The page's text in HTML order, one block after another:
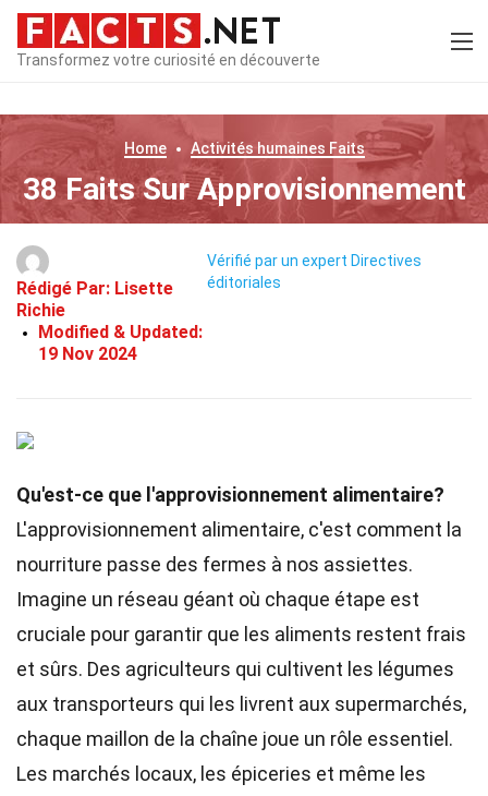
Transformez votre curiosité en découverte
Home Activités humaines Faits
38 Faits Sur Approvisionnement
Rédigé Par: Lisette
Richie
Modified & Updated:
19 Nov 2024
Vérifié par un expert Directives
éditoriales
Qu'est-ce que l'approvisionnement alimentaire?
L'approvisionnement alimentaire, c'est comment la
nourriture passe des fermes à nos assiettes.
Imagine un réseau géant où chaque étape est
cruciale pour garantir que les aliments restent frais
et sûrs. Des agriculteurs qui cultivent les légumes
aux transporteurs qui les livrent aux supermarchés,
chaque maillon de la chaîne joue un rôle essentiel.
Les marchés locaux, les épiceries et même les